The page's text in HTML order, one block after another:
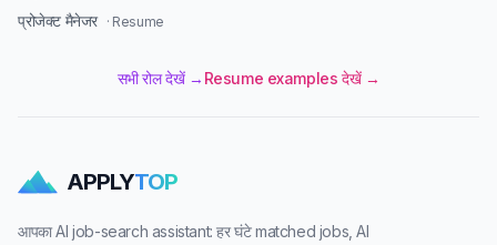
प्रोजेक्ट मैनेजर · Resume
सभी रोल देखें → Resume examples देखें →
APPLYTOP
आपका AI job-search assistant: हर घंटे matched jobs, AI